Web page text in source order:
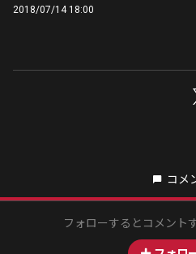
2018/07/14 18:00
コメ
フォローするとコメント